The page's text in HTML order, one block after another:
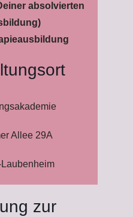
absolvierten
Allee 29A
zur